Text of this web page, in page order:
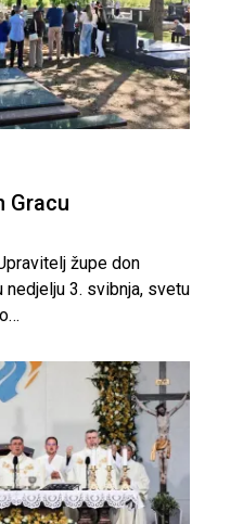
Gracu
župe don
3. svibnja, svetu